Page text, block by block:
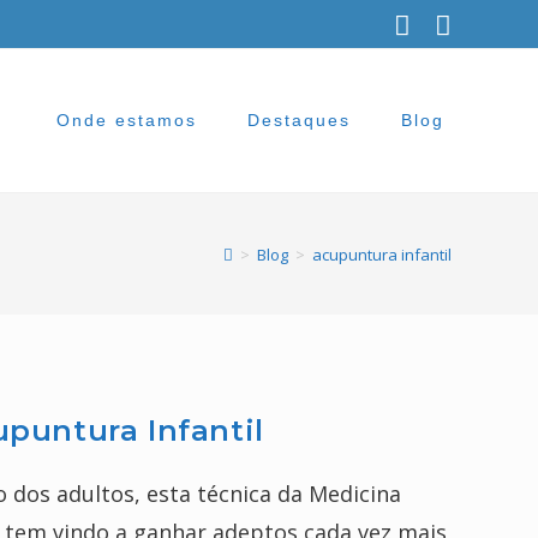
Onde estamos Destaques Blog
> Blog > acupuntura infantil
Infantil
dos adultos, esta técnica da Medicina
vindo a ganhar adeptos cada vez mais